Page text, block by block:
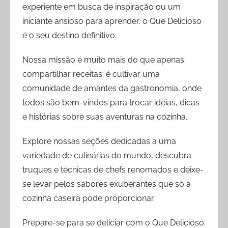
experiente em busca de inspiração ou um
iniciante ansioso para aprender, o Que Delicioso
é o seu destino definitivo.
Nossa missão é muito mais do que apenas
compartilhar receitas; é cultivar uma
comunidade de amantes da gastronomia, onde
todos são bem-vindos para trocar ideias, dicas
e histórias sobre suas aventuras na cozinha.
Explore nossas seções dedicadas a uma
variedade de culinárias do mundo, descubra
truques e técnicas de chefs renomados e deixe-
se levar pelos sabores exuberantes que só a
cozinha caseira pode proporcionar.
Prepare-se para se deliciar com o Que Delicioso.